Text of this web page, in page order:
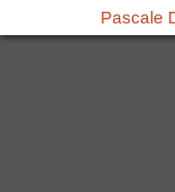
Pascale